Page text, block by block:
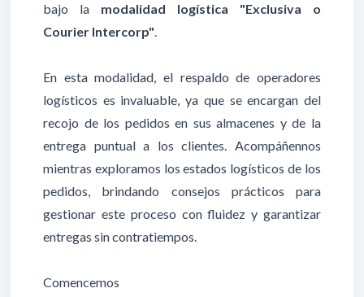
bajo la modalidad logística "Exclusiva o
Courier Intercorp".
En esta modalidad, el respaldo de operadores
logísticos es invaluable, ya que se encargan del
recojo de los pedidos en sus almacenes y de la
entrega puntual a los clientes. Acompáñennos
mientras exploramos los estados logísticos de los
pedidos, brindando consejos prácticos para
gestionar este proceso con fluidez y garantizar
entregas sin contratiempos.
Comencemos